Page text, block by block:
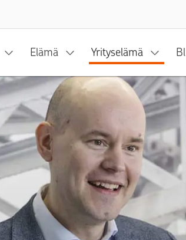
Elämä Yrityselämä